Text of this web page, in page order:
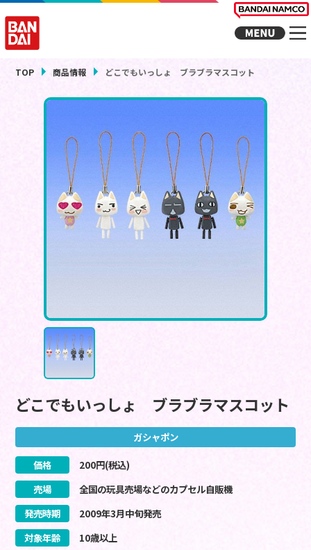
TOP 商品情報 どこでもいっしょ ブラブラマスコット
どこでもいっしょ ブラブラマスコット
ガシャポン
価格 200円(税込)
売場
全国の玩具売場などのカプセル自販機
発売時期
2009年3月中旬発売
対象年齢
10歳以上